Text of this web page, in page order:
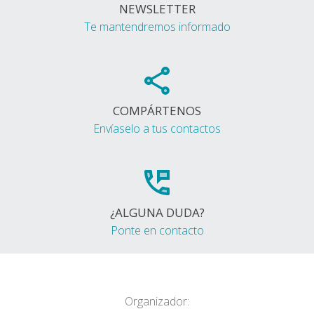
NEWSLETTER
Te mantendremos informado
COMPÁRTENOS
Envíaselo a tus contactos
¿ALGUNA DUDA?
Ponte en contacto
Organizador: